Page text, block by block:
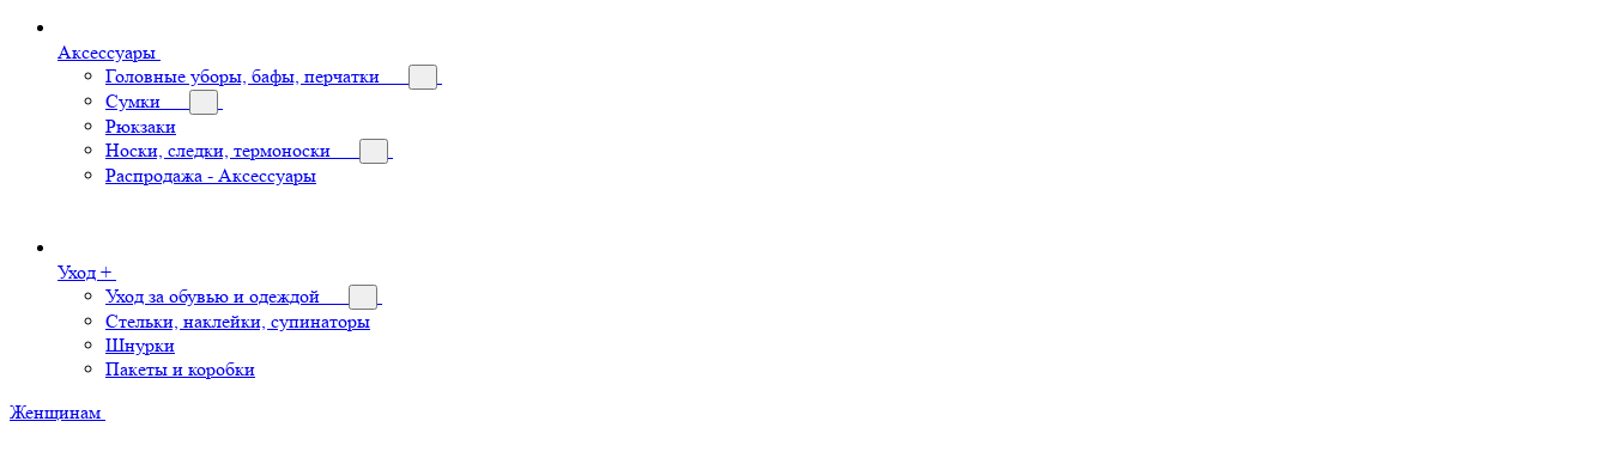
Аксессуары
Головные уборы, бафы, перчатки
Сумки
Рюкзаки
Носки, следки, термоноски
Распродажа - Аксессуары
Уход +
Уход за обувью и одеждой
Стельки, наклейки, супинаторы
Шнурки
Пакеты и коробки
Женщинам